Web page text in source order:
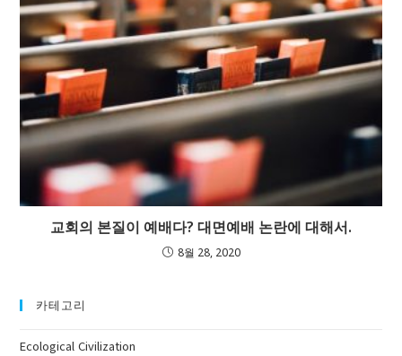
교회의 본질이 예배다? 대면예배 논란에 대해서.
8월 28, 2020
카테고리
Ecological Civilization